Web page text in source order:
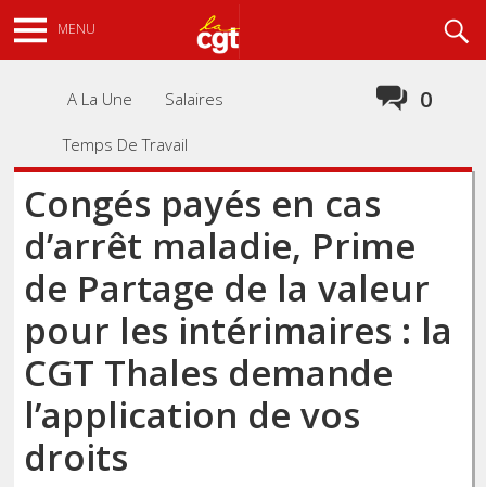
au
contenu
MENU
0
A La Une Salaires
Temps De Travail
Congés payés en cas
d’arrêt maladie, Prime
de Partage de la valeur
pour les intérimaires : la
CGT Thales demande
l’application de vos
droits